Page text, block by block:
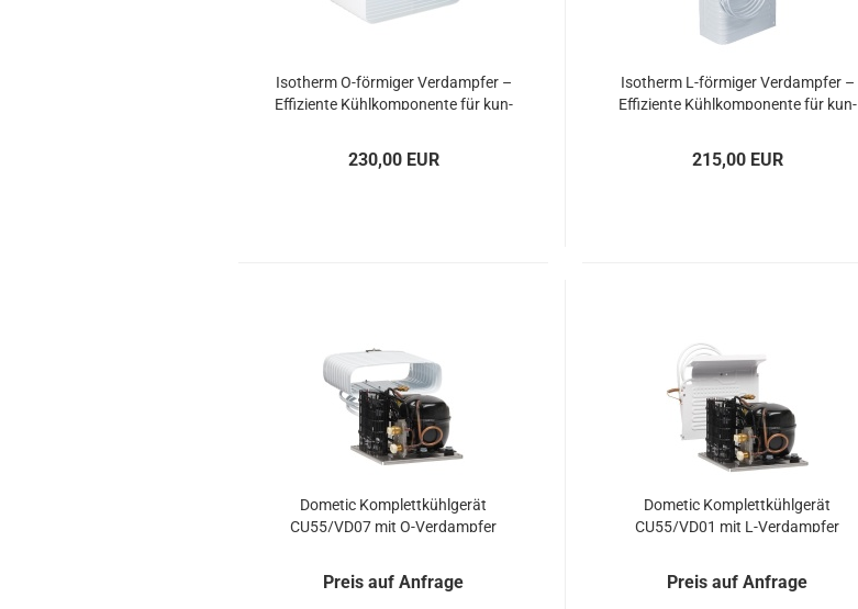
Iso­therm O-​för­mi­ger Ver­damp­fer –
Ef­fi­zi­en­te Kühl­kom­po­nen­te für kun­
230,00 EUR
Iso­therm L-​för­mi­ger Ver­damp­fer –
Ef­fi­zi­en­te Kühl­kom­po­nen­te für kun­
215,00 EUR
Do­me­tic Kom­plett­kühl­ge­rät
CU55/VD07 mit O-​Ver­damp­fer
Preis auf Anfrage
Do­me­tic Kom­plett­kühl­ge­rät
CU55/VD01 mit L-​Ver­damp­fer
Preis auf Anfrage